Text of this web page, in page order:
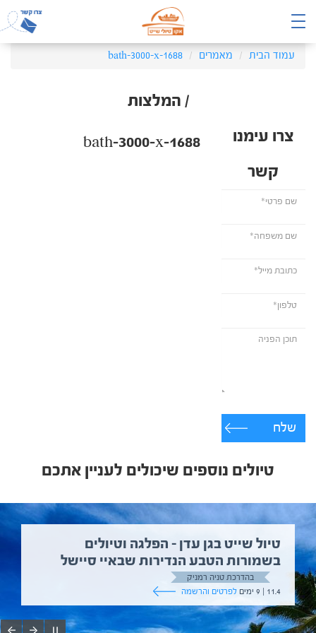
עמוד הבית מאמרים bath-3000-x-1688
/ המלצות
צרו עימנו
קשר
שלח
bath-3000-x-1688
טיולים נוספים שיכולים לעניין אתכם
טיול שייט בגן עדן – הפלגה וטיולים
בשמורות הטבע הנדירות שבאיי סיישל
בהדרכת טניה רמניק
11.4 | 9 ימים
לפרטים והרשמה